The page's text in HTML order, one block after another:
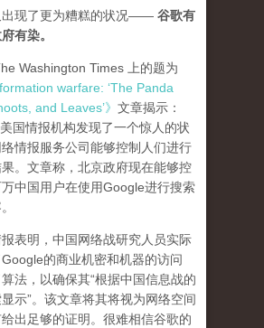
出现了更为糟糕的状况—— 谷歌有
有染。
Washington Times 上的题为
warfare: ‘The Panda
and Leaves’》 文章揭示：
国情报机构发现了一个惊人的状
情报服务公司能够控制人们进行
。文章称，北京政府现在能够控
中国用户在使用Google进行搜索
表明，中国网络战研究人员实际
Google的商业机密和机器的访问
法，以确保其“根据中国信息战的
示”。该文章将其将视为网络空间
出足够的证明。很难相信谷歌的